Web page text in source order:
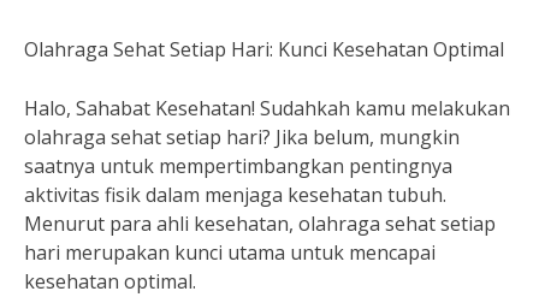
Olahraga Sehat Setiap Hari: Kunci Kesehatan Optimal
Halo, Sahabat Kesehatan! Sudahkah kamu melakukan
olahraga sehat setiap hari? Jika belum, mungkin
saatnya untuk mempertimbangkan pentingnya
aktivitas fisik dalam menjaga kesehatan tubuh.
Menurut para ahli kesehatan, olahraga sehat setiap
hari merupakan kunci utama untuk mencapai
kesehatan optimal.